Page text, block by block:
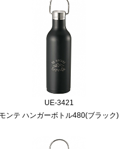
UE-3421
モンテ ハンガーボトル480(ブラック)